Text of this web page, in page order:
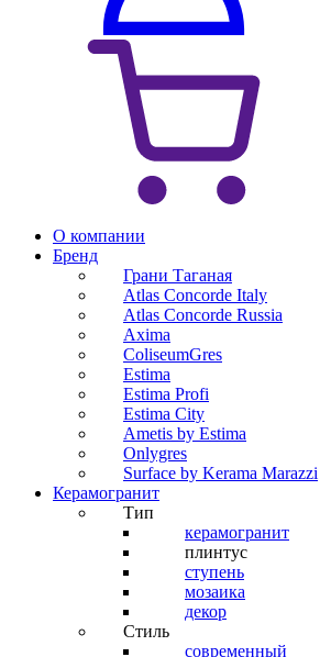
О компании
Бренд
Грани Таганая
Atlas Concorde Italy
Atlas Concorde Russia
Axima
ColiseumGres
Estima
Estima Profi
Estima City
Ametis by Estima
Onlygres
Surface by Kerama Marazzi
Керамогранит
Тип
керамогранит
плинтус
ступень
мозаика
декор
Стиль
современный